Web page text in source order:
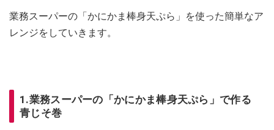
業務スーパーの「かにかま棒身天ぷら」を使った簡単なア
レンジをしていきます。
1.業務スーパーの「かにかま棒身天ぷら」で作る
青じそ巻